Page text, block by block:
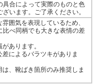
具合によって実際のものと色
います。ご了承ください。
囲気を表現しているため、
比べ同柄でも大きな表情の差
あります。
によるバラツキがありま
、靴ばき箇所のみ推奨しま